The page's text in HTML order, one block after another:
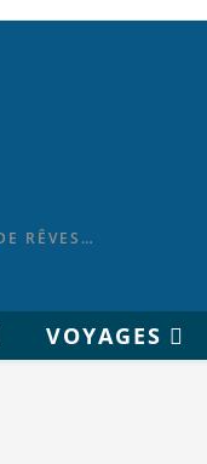
RÊVES…
VOYAGES